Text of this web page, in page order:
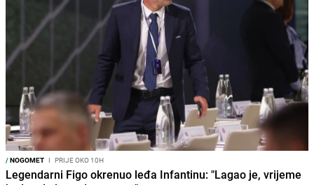
/NOGOMET I PRIJE OKO 10H
Legendarni Figo okrenuo leđa Infantinu: "Lagao je, vrijeme